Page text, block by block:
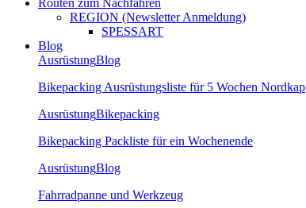
Routen zum Nachfahren
REGION (Newsletter Anmeldung)
SPESSART
Blog
AusrüstungBlog
Bikepacking Ausrüstungsliste für 5 Wochen Nordkap
AusrüstungBikepacking
Bikepacking Packliste für ein Wochenende
AusrüstungBlog
Fahrradpanne und Werkzeug